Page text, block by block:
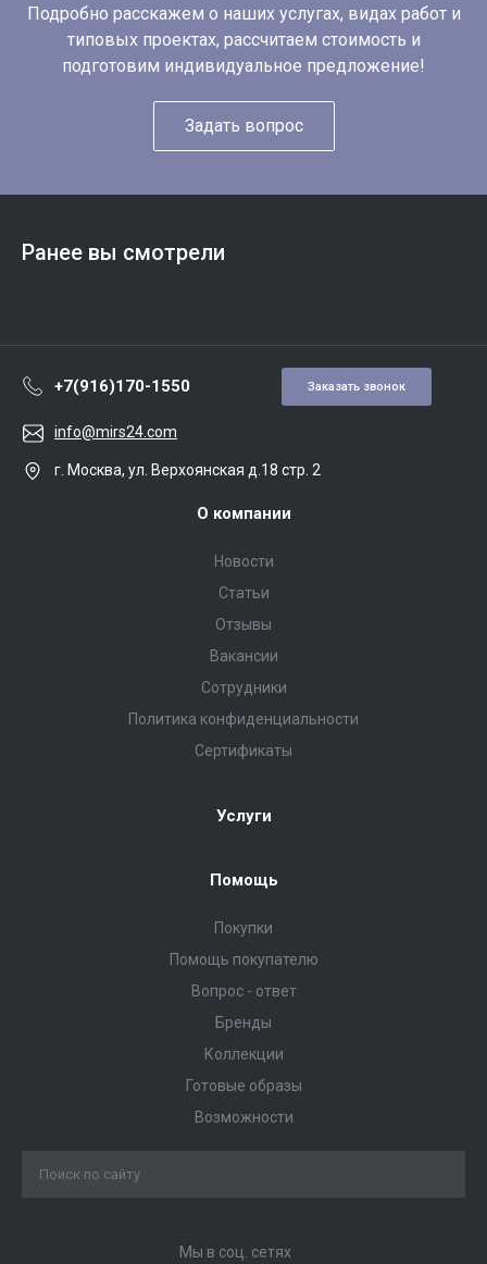
Подробно расскажем о наших услугах, видах работ и
типовых проектах, рассчитаем стоимость и
подготовим индивидуальное предложение!
Задать вопрос
Ранее вы смотрели
+7(916)170-1550 Заказать звонок
info@mirs24.com
г. Москва, ул. Верхоянская д.18 стр. 2
О компании
Новости
Статьи
Отзывы
Вакансии
Сотрудники
Политика конфиденциальности
Сертификаты
Услуги
Помощь
Покупки
Помощь покупателю
Вопрос - ответ
Бренды
Коллекции
Готовые образы
Возможности
Мы в соц. сетях